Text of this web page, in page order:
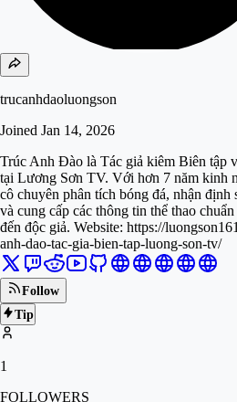
trucanhdaoluongson
Joined Jan 14, 2026
Trúc Anh Đào là Tác giả kiêm Biên tập
tại Lương Sơn TV. Với hơn 7 năm kinh
cô chuyên phân tích bóng đá, nhận định
và cung cấp các thông tin thể thao
đến độc giả. Website: https://
anh-dao-tac-gia-bien-tap-luong-son-tv/
Follow
Tip
1
FOLLOWERS